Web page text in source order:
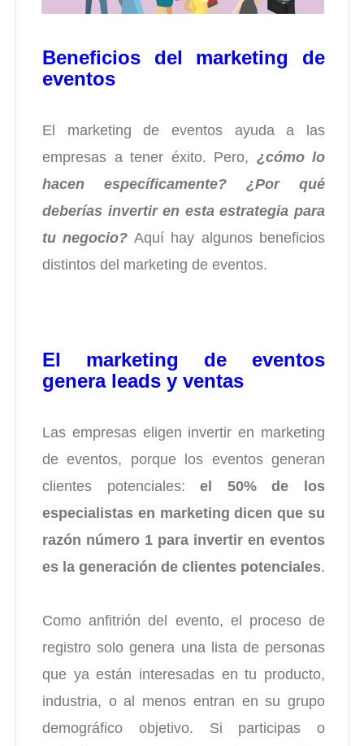
Beneficios del marketing de
eventos
El marketing de eventos ayuda a las
empresas a tener éxito. Pero, ¿cómo lo
hacen específicamente? ¿Por qué
deberías invertir en esta estrategia para
tu negocio? Aquí hay algunos beneficios
distintos del marketing de eventos.
El marketing de eventos
genera leads y ventas
Las empresas eligen invertir en marketing
de eventos, porque los eventos generan
clientes potenciales:el 50% de los
especialistas en marketing dicen que su
razón número 1 para invertir en eventos
es la generación de clientes potenciales.
Como anfitrión del evento, el proceso de
registro solo genera una lista de personas
que ya están interesadas en tu producto,
industria, o al menos entran en su grupo
demográfico objetivo. Si participas o